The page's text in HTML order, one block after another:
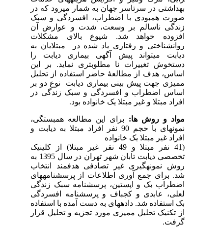
بهداشتی در سرتاسر جهان به شمار می­رود که در
صورت همبودی با اضطراب، افسردگی و سبک
زندگی ناسالم بر وسعت، شدت و عوارض آن
افزوده خواهد شد. شیوع بالای مشکلات
روانشناختی و رفتاری یاد شده در مبتلایان به
دیابت می­تواند پیش آگهی بیماری دیابت را
دستخوش تغییرات نا مطلوب­تری نماید. بر این
اساس، هدف از مطالعۀ حاضر استفاده از تحلیل
ممیزی جهت پیش بینی بیماری دیابت نوع دو بر
اساس اضطراب و افسردگی و سبک زندگی در
افراد مبتلا و غیر مبتلا یک خانواده بود.
مواد و روش ها:برای این مطالعه همبستگی،
نمونه­ای با حجم 90 نفر افراد مبتلا به دیابت و
افراد غیر مبتلا یک خانواده
(41 نفر مبتلا و 49 نفر غیر مبتلا) از کلینیک
تخصصی دیابت تابان شهر تهران در سال 1395 به
روش نمونه‏گیری غیر تصادفی هدفمند انتخاب
شد. برای جمع آوری اطلاعات از پرسشنامه­های
اضطراب بک و اپستین، پرسشنامه سبک زندگی
لعلی، عابدی و کجباف و پرسشنامه افسردگی
بک استفاده شد. داده­های به دست آمده با استفاده
از تکنیک تحلیل ممیزی مورد تجزیه و تحلیل قرار
گرفت.